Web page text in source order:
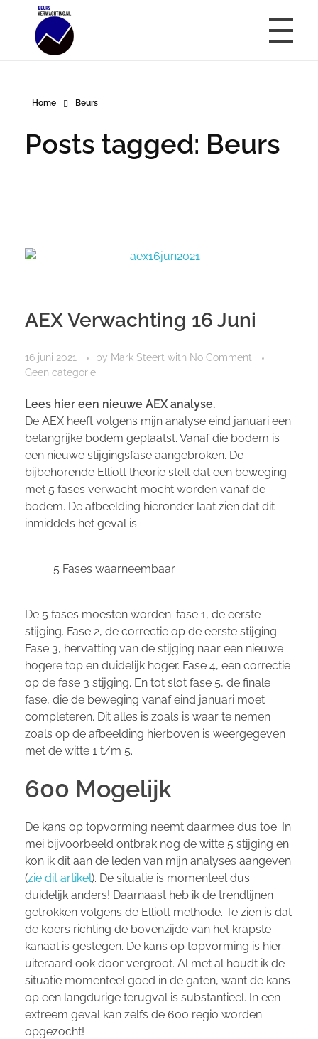
Beursverwachting.nl
Home Beurs
Posts tagged: Beurs
AEX Verwachting 16 Juni
16 juni 2021 by Mark Steert with No Comment
Geen categorie
Lees hier een nieuwe AEX analyse.
De AEX heeft volgens mijn analyse eind januari een
belangrijke bodem geplaatst. Vanaf die bodem is
een nieuwe stijgingsfase aangebroken. De
bijbehorende Elliott theorie stelt dat een beweging
met 5 fases verwacht mocht worden vanaf de
bodem. De afbeelding hieronder laat zien dat dit
inmiddels het geval is.
5 Fases waarneembaar
De 5 fases moesten worden: fase 1, de eerste
stijging. Fase 2, de correctie op de eerste stijging.
Fase 3, hervatting van de stijging naar een nieuwe
hogere top en duidelijk hoger. Fase 4, een correctie
op de fase 3 stijging. En tot slot fase 5, de finale
fase, die de beweging vanaf eind januari moet
completeren. Dit alles is zoals is waar te nemen
zoals op de afbeelding hierboven is weergegeven
met de witte 1 t/m 5.
600 Mogelijk
De kans op topvorming neemt daarmee dus toe. In
mei bijvoorbeeld ontbrak nog de witte 5 stijging en
kon ik dit aan de leden van mijn analyses aangeven
(zie dit artikel). De situatie is momenteel dus
duidelijk anders! Daarnaast heb ik de trendlijnen
getrokken volgens de Elliott methode. Te zien is dat
de koers richting de bovenzijde van het krapste
kanaal is gestegen. De kans op topvorming is hier
uiteraard ook door vergroot. Al met al houdt ik de
situatie momenteel goed in de gaten, want de kans
op een langdurige terugval is substantieel. In een
extreem geval kan zelfs de 600 regio worden
opgezocht!